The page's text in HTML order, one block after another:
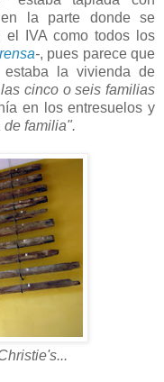
en la parte donde se
el IVA como todos los
-, pues parece que
la vivienda de
cinco o seis familias
en los entresuelos y
de familia".